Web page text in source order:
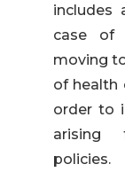
includes
case of
moving
of health
order to
arising
policies.